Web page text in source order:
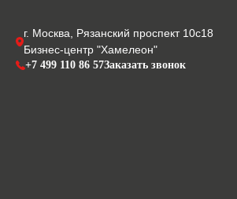
г. Москва, Рязанский проспект 10с18
Бизнес-центр "Хамелеон"
+7 499 110 86 57Заказать звонок